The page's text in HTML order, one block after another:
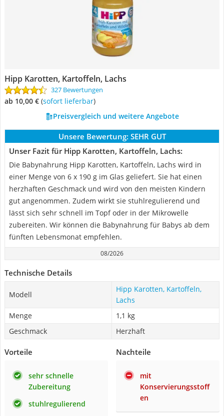
Hipp Karotten, Kartoffeln, Lachs
327 Bewertungen
ab 10,00 € ( Sofort lieferbar)
Preisvergleich und weitere Angebote
Unsere Bewertung: SEHR GUT
Unser Fazit für Hipp Karotten, Kartoffeln, Lachs:
Die Babynahrung Hipp Karotten, Kartoffeln, Lachs wird in
einer Menge von 6 x 190 g im Glas geliefert. Sie hat einen
herzhaften Geschmack und wird von den meisten Kindern
gut angenommen. Zudem wirkt sie stuhlregulierend und
lässt sich sehr schnell im Topf oder in der Mikrowelle
zubereiten. Wir können die Babynahrung für Babys ab dem
fünften Lebensmonat empfehlen.
08/2026
Technische Details
Modell
Hipp Karotten, Kartoffeln,
Lachs
Menge
1,1 kg
Geschmack
Herzhaft
Vorteile
sehr schnelle
Zubereitung
stuhlregulierend
Nachteile
mit
Konservierungsstoff
en